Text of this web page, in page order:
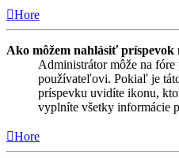
Hore
Ako môžem nahlásiť príspevok
Administrátor môže na
používateľovi. Pokiaľ je
príspevku uvidíte ikonu,
vyplníte všetky informácie
Hore